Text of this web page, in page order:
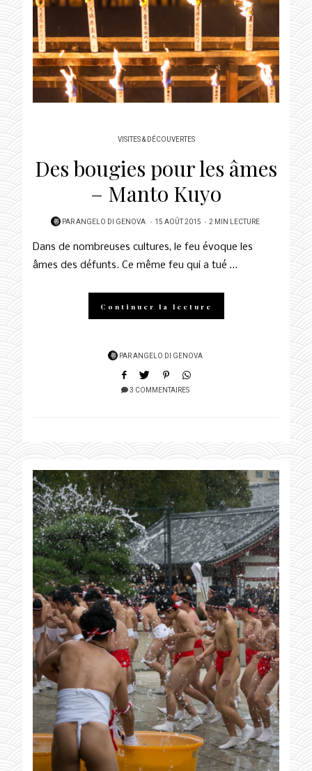
VISITES & DÉCOUVERTES
Des bougies pour les âmes
– Manto Kuyo
PARANGELO DI GENOVA
POSTED
15 AOÛT 2015 2 MIN LECTURE
Dans de nombreuses cultures, le feu évoque les
âmes des défunts. Ce même feu qui a tué …
Continuer la lecture
PARANGELO DI GENOVA
3 COMMENTAIRES